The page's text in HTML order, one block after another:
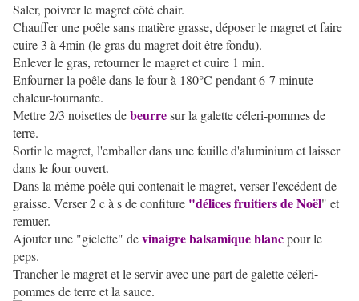
Saler, poivrer le magret côté chair.
Chauffer une poêle sans matière grasse, déposer le magret et faire
cuire 3 à 4min (le gras du magret doit être fondu).
Enlever le gras, retourner le magret et cuire 1 min.
Enfourner la poêle dans le four à 180°C pendant 6-7 minute
chaleur-tournante.
Mettre 2/3 noisettes debeurresur la galette céleri-pommes de
terre.
Sortir le magret, l'emballer dans une feuille d'aluminium et laisser
dans le four ouvert.
Dans la même poêle qui contenait le magret, verser l'excédent de
graisse. Verser 2 c à s de confiture "délices fruitiers de Noël" et
remuer.
Ajouter une "giclette" devinaigre balsamique blancpour le
peps.
Trancher le magret et le servir avec une part de galette céleri-
pommes de terre et la sauce.